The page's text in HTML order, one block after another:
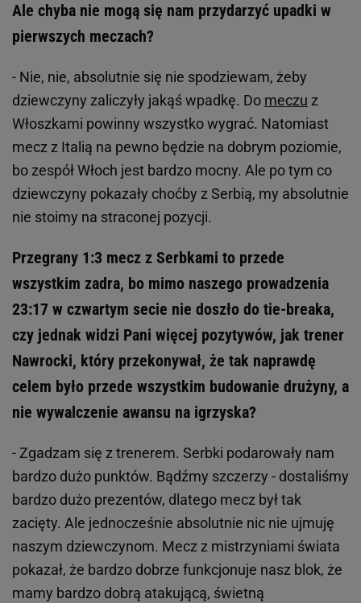
Ale chyba nie mogą się nam przydarzyć upadki w
pierwszych meczach?
- Nie, nie, absolutnie się nie spodziewam, żeby
dziewczyny zaliczyły jakąś wpadkę. Do meczu z
Włoszkami powinny wszystko wygrać. Natomiast
mecz z Italią na pewno będzie na dobrym poziomie,
bo zespół Włoch jest bardzo mocny. Ale po tym co
dziewczyny pokazały choćby z Serbią, my absolutnie
nie stoimy na straconej pozycji.
Przegrany 1:3 mecz z Serbkami to przede
wszystkim zadra, bo mimo naszego prowadzenia
23:17 w czwartym secie nie doszło do tie-breaka,
czy jednak widzi Pani więcej pozytywów, jak trener
Nawrocki, który przekonywał, że tak naprawdę
celem było przede wszystkim budowanie drużyny, a
nie wywalczenie awansu na igrzyska?
- Zgadzam się z trenerem. Serbki podarowały nam
bardzo dużo punktów. Bądźmy szczerzy - dostaliśmy
bardzo dużo prezentów, dlatego mecz był tak
zacięty. Ale jednocześnie absolutnie nic nie ujmuję
naszym dziewczynom. Mecz z mistrzyniami świata
pokazał, że bardzo dobrze funkcjonuje nasz blok, że
mamy bardzo dobrą atakującą, świetną